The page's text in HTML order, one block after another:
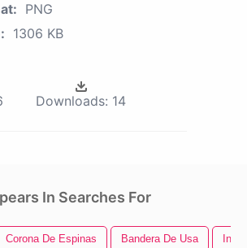
PNG
1306 KB
Downloads: 14
In Searches For
Corona De Espinas Bandera De Usa In N